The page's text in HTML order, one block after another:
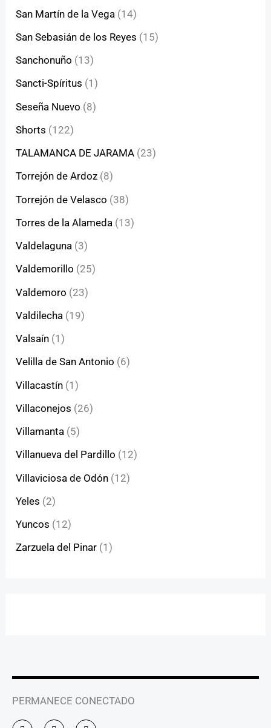
San Martín de la Vega (14)
San Sebasián de los Reyes (15)
Sanchonuño (13)
Sancti-Spíritus (1)
Seseña Nuevo (8)
Shorts (122)
TALAMANCA DE JARAMA (23)
Torrejón de Ardoz (8)
Torrejón de Velasco (38)
Torres de la Alameda (13)
Valdelaguna (3)
Valdemorillo (25)
Valdemoro (23)
Valdilecha (19)
Valsaín (1)
Velilla de San Antonio (6)
Villacastín (1)
Villaconejos (26)
Villamanta (5)
Villanueva del Pardillo (12)
Villaviciosa de Odón (12)
Yeles (2)
Yuncos (12)
Zarzuela del Pinar (1)
PERMANECE CONECTADO
I
F
Y